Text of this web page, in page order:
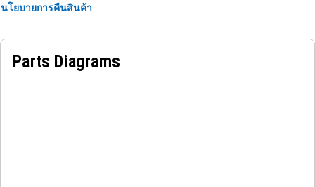
นโยบายการคืนสินค้า
Parts Diagrams